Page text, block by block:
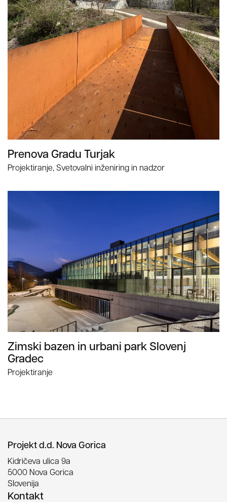
Prenova Gradu Turjak
Projektiranje, Svetovalni inženiring in nadzor
Zimski bazen in urbani park Slovenj
Gradec
Projektiranje
Projekt d.d. Nova Gorica
Kidričeva ulica 9a
5000 Nova Gorica
Slovenija
Kontakt